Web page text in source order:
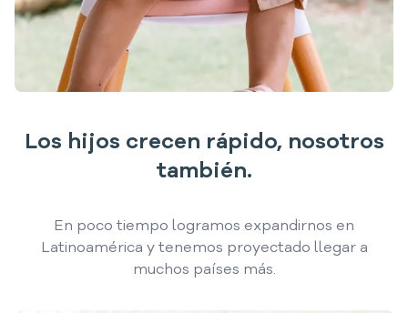
Los hijos crecen rápido, nosotros
también.
En poco tiempo logramos expandirnos en
Latinoamérica y tenemos proyectado llegar a
muchos países más.